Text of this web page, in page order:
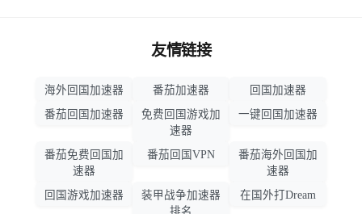
友情链接
海外回国加速器 番茄加速器
回国加速器
番茄回国加速器
免费回国游戏加
速器
一键回国加速器
番茄免费回国加
速器
番茄回国VPN
番茄海外回国加
速器
回国游戏加速器
装甲战争加速器
排名
在国外打Dream